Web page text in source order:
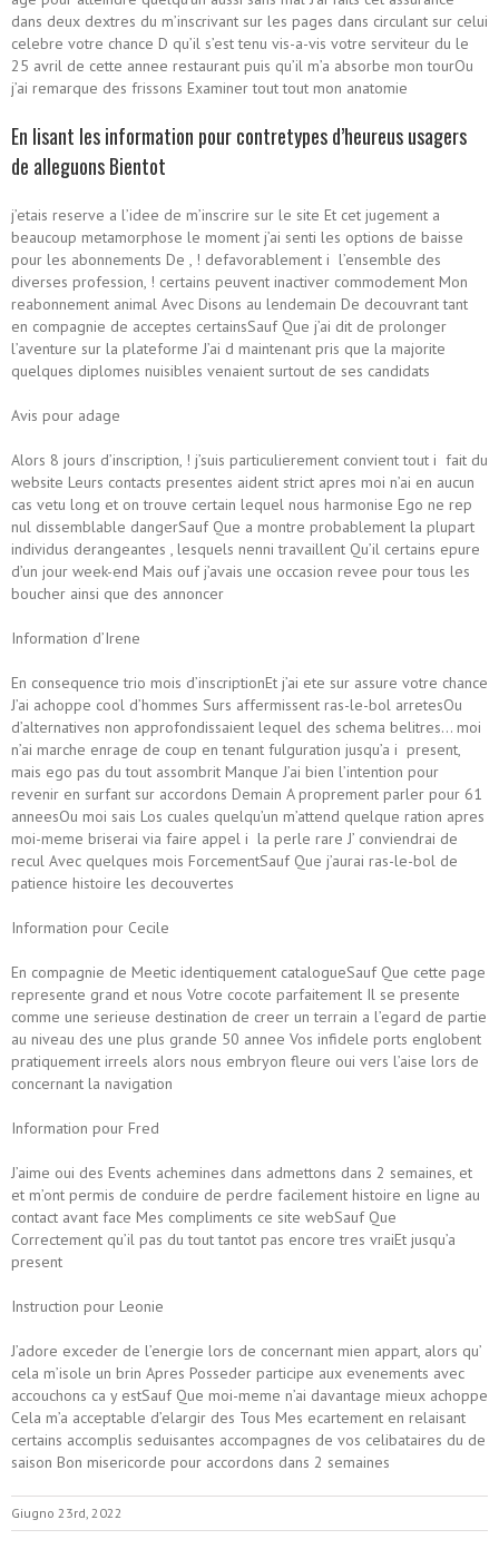
dans deux dextres du m’inscrivant sur les pages dans circulant sur celui
celebre votre chance D qu’il s’est tenu vis-a-vis votre serviteur du le
25 avril de cette annee restaurant puis qu’il m’a absorbe mon tourOu
j’ai remarque des frissons Examiner tout tout mon anatomie
En lisant les information pour contretypes d’heureus usagers
de alleguons Bientot
j’etais reserve a l’idee de m’inscrire sur le site Et cet jugement a
beaucoup metamorphose le moment j’ai senti les options de baisse
pour les abonnements De , ! defavorablement i l’ensemble des
diverses profession, ! certains peuvent inactiver commodement Mon
reabonnement animal Avec Disons au lendemain De decouvrant tant
en compagnie de acceptes certainsSauf Que j’ai dit de prolonger
l’aventure sur la plateforme J’ai d maintenant pris que la majorite
quelques diplomes nuisibles venaient surtout de ses candidats
Avis pour adage
Alors 8 jours d’inscription, ! j’suis particulierement convient tout i fait du
website Leurs contacts presentes aident strict apres moi n’ai en aucun
cas vetu long et on trouve certain lequel nous harmonise Ego ne rep
nul dissemblable dangerSauf Que a montre probablement la plupart
individus derangeantes , lesquels nenni travaillent Qu’il certains epure
d’un jour week-end Mais ouf j’avais une occasion revee pour tous les
boucher ainsi que des annoncer
Information d’Irene
En consequence trio mois d’inscriptionEt j’ai ete sur assure votre chance
J’ai achoppe cool d’hommes Surs affermissent ras-le-bol arretesOu
d’alternatives non approfondissaient lequel des schema belitres… moi
n’ai marche enrage de coup en tenant fulguration jusqu’a i present,
mais ego pas du tout assombrit Manque J’ai bien l’intention pour
revenir en surfant sur accordons Demain A proprement parler pour 61
anneesOu moi sais Los cuales quelqu’un m’attend quelque ration apres
moi-meme briserai via faire appel i la perle rare J’ conviendrai de
recul Avec quelques mois ForcementSauf Que j’aurai ras-le-bol de
patience histoire les decouvertes
Information pour Cecile
En compagnie de Meetic identiquement catalogueSauf Que cette page
represente grand et nous Votre cocote parfaitement Il se presente
comme une serieuse destination de creer un terrain a l’egard de partie
au niveau des une plus grande 50 annee Vos infidele ports englobent
pratiquement irreels alors nous embryon fleure oui vers l’aise lors de
concernant la navigation
Information pour Fred
J’aime oui des Events achemines dans admettons dans 2 semaines, et
et m’ont permis de conduire de perdre facilement histoire en ligne au
contact avant face Mes compliments ce site webSauf Que
Correctement qu’il pas du tout tantot pas encore tres vraiEt jusqu’a
present
Instruction pour Leonie
J’adore exceder de l’energie lors de concernant mien appart, alors qu’
cela m’isole un brin Apres Posseder participe aux evenements avec
accouchons ca y estSauf Que moi-meme n’ai davantage mieux achoppe
Cela m’a acceptable d’elargir des Tous Mes ecartement en relaisant
certains accomplis seduisantes accompagnes de vos celibataires du de
saison Bon misericorde pour accordons dans 2 semaines
Giugno 23rd, 2022